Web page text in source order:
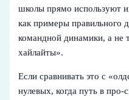
школы прямо используют
как примеры правильного
командной динамики, а не
хайлайты».
Если сравнивать это с
нулевых, когда путь в